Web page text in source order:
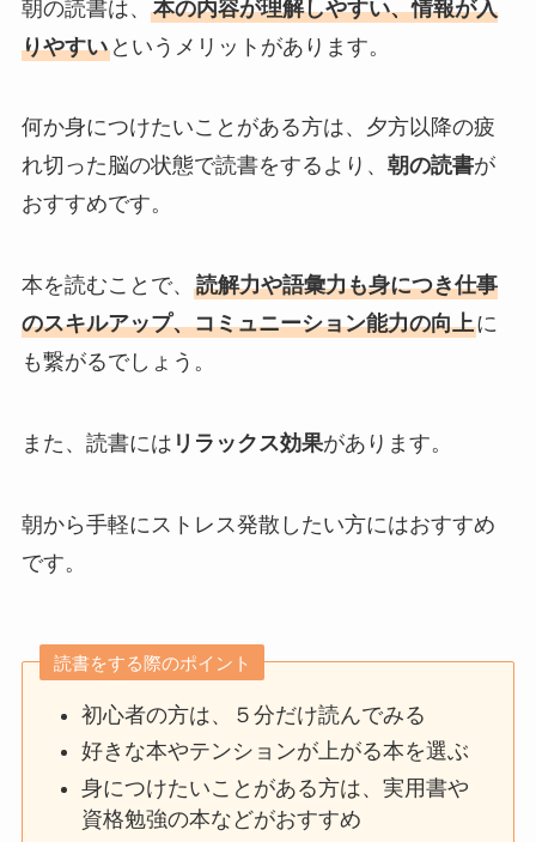
朝の読書は、 本の内容が理解しやすい、情報が入
りやすいというメリットがあります。
何か身につけたいことがある方は、夕方以降の疲
れ切った脳の状態で読書をするより、 朝の読書が
おすすめです。
本を読むことで、 読解力や語彙力も身につき仕事
のスキルアップ、コミュニーション能力の向上に
も繋がるでしょう。
また、読書には リラックス効果があります。
朝から手軽にストレス発散したい方にはおすすめ
です。
読書をする際のポイント
初心者の方は、５分だけ読んでみる
好きな本やテンションが上がる本を選ぶ
身につけたいことがある方は、実用書や
資格勉強の本などがおすすめ